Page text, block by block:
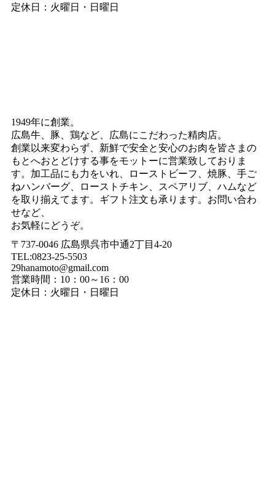
定休日：火曜日・日曜日
1949年に創業。
広島牛、豚、鶏など、広島にこだわった精肉店。
創業以来変わらず、新鮮で安全と安心のお肉を皆さまの
もとへおとどけする事をモットーに営業致しておりま
す。加工品にも力をいれ、ローストビーフ、焼豚、手ご
ねハンバーグ、ローストチキン、スペアリブ、ハムなど
を取り揃えてます。ギフト注文も承ります。お問い合わ
せなど、
お気軽にどうぞ。
〒737-0046 広島県呉市中通2丁目4-20
TEL:0823-25-5503
29hanamoto@gmail.com
営業時間：10：00～16：00
定休日：火曜日・日曜日